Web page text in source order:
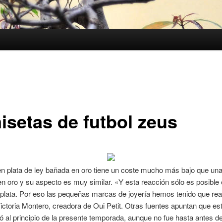
de futbol zeus
plata de ley bañada en oro tiene un coste mucho más bajo que
oro y su aspecto es muy similar. «Y esta reacción sólo es posible
Por eso las pequeñas marcas de joyería hemos tenido que
Montero, creadora de Oui Petit. Otras fuentes apuntan que
al principio de la presente temporada, aunque no fue hasta antes